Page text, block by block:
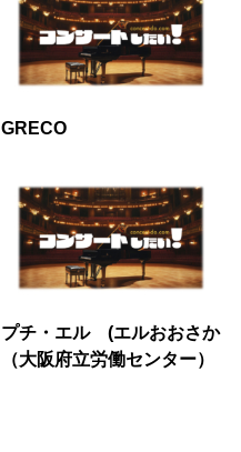
GRECO
プチ・エル (エルおおさか
（大阪府立労働センター）